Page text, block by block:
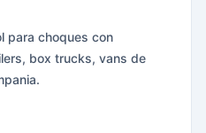
para choques con
box trucks, vans de